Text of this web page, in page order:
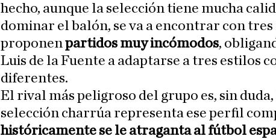
hecho, aunque la selección tiene mucha
dominar el balón, se va a encontrar con
proponenpartidos muy incómodos,
Luis de la Fuente a adaptarse a tres estilos
diferentes.
El rival más peligroso del grupo es, sin
selección charrúa representa ese perfil
históricamente se le atraganta al fútbol